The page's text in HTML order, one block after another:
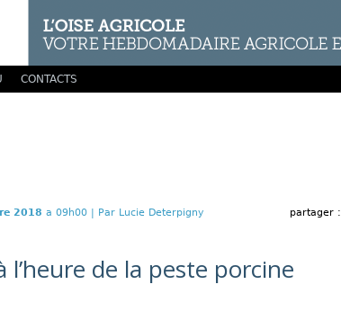
CONTACTS
partager :
2018 a 09h00 | Par Lucie Deterpigny
l’heure de la peste porcine